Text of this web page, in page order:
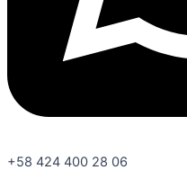
+58 424 400 28 06